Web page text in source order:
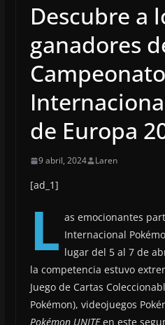
Descubre a
ganadores
Campeonato
de Europa
9 abril, 2024 Laren
[ad_1]
L as emocionantes
Internacional
lugar del 5 al 7 de
la competencia estuvo
Juego de Cartas
Pokémon), videojuegos
Pokémon UNITEen este